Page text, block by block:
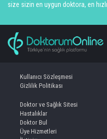
size sizin en uygun doktora, en
Kullanıcı Sözleşmesi
Gizlilik Politikası
Doktor ve Sağlık Sitesi
Hastalıklar
Doktor Bul
Üye Hizmetleri